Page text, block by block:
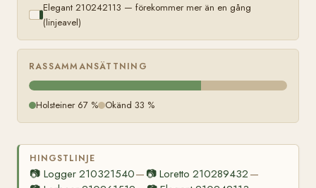
Elegant 210242113 — förekommer mer än en gång
(linjeavel)
RASSAMMANSÄTTNING
Holsteiner 67 % Okänd 33 %
HINGSTLINJE
📷 Logger 210321540— 📷Loretto 210289432 —